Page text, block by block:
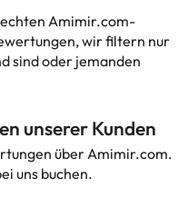
Amimir.com-
wir filtern nur
sind oder jemanden
unserer Kunden
über Amimir.com.
uns buchen.